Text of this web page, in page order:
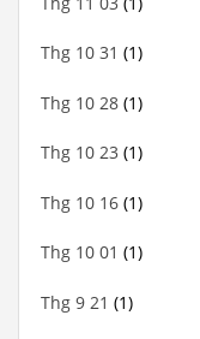
Thg 10 31 (1)
Thg 10 28 (1)
Thg 10 23 (1)
Thg 10 16 (1)
Thg 10 01 (1)
Thg 9 21 (1)